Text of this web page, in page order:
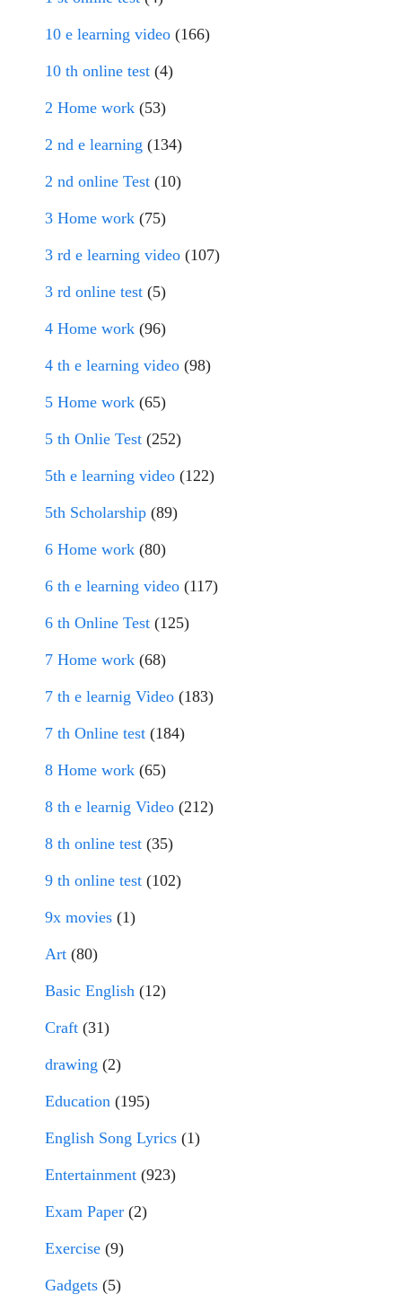
10 e learning video (166)
10 th online test (4)
2 Home work (53)
2 nd e learning (134)
2 nd online Test (10)
3 Home work (75)
3 rd e learning video (107)
3 rd online test (5)
4 Home work (96)
4 th e learning video (98)
5 Home work (65)
5 th Onlie Test (252)
5th e learning video (122)
5th Scholarship (89)
6 Home work (80)
6 th e learning video (117)
6 th Online Test (125)
7 Home work (68)
7 th e learnig Video (183)
7 th Online test (184)
8 Home work (65)
8 th e learnig Video (212)
8 th online test (35)
9 th online test (102)
9x movies (1)
Art (80)
Basic English (12)
Craft (31)
drawing (2)
Education (195)
English Song Lyrics (1)
Entertainment (923)
Exam Paper (2)
Exercise (9)
Gadgets (5)